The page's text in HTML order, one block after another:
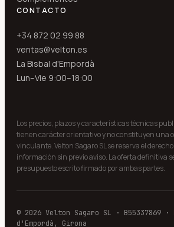
CONTACTO
+34 872 02 99 88
ventas@velton.es
La Bisbal d'Empordà
Lun–Vie 9:00–18:00
Los precios, plazos y características técnicas
tienen carácter orientativo y no constituyen una
vinculante. Velton Sagaro SL se reserva el
información sin previo aviso. La oferta definitiva
presupuesto escrito firmado por ambas partes.
© 2026 Velton Sagaro SL · B55337869
d'Empordà, Girona